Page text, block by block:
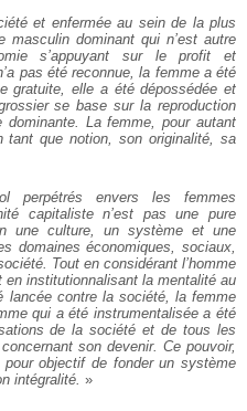
et enfermée au sein de la plus
dominant qui n’est autre
s’appuyant sur le profit et
pas été reconnue, la femme a été
gratuite, elle a été dépossédée et
se base sur la reproduction
La femme, pour autant
tant que notion, son originalité, sa
perpétrés envers les femmes
capitaliste n’est pas une pure
une culture, un système et une
domaines économiques, sociaux,
Tout en considérant l’homme
institutionnalisant la mentalité au
lancée contre la société, la femme
qui a été instrumentalisée a été
de la société et de tous les
son devenir. Ce pouvoir,
objectif de fonder un système
intégralité. »